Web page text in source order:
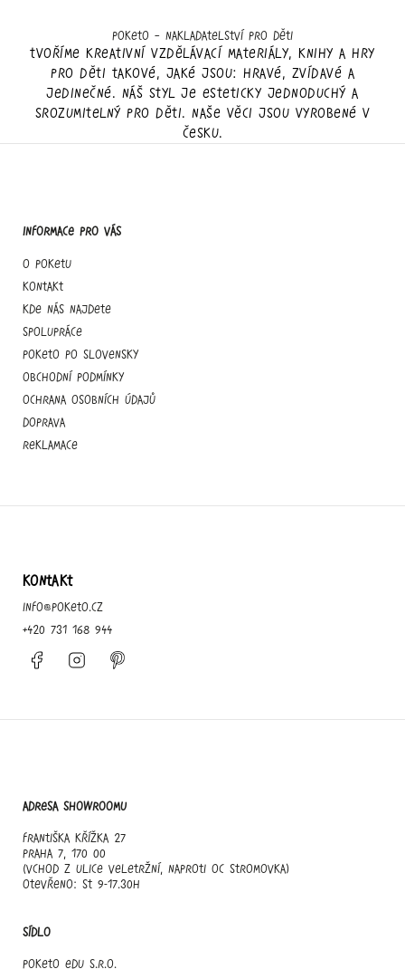
Poketo – nakladatelství pro děti
Tvoříme kreativní vzdělávací materiály, knihy a hry
pro děti takové, jaké jsou: hravé, zvídavé a
jedinečné. Náš styl je esteticky jednoduchý a
srozumitelný pro děti. Naše věci jsou vyrobené v
Česku.
Informace pro vás
O Poketu
Kontakt
Kde nás najdete
Spolupráce
Poketo po slovensky
Obchodní podmínky
Ochrana osobních údajů
Doprava
Reklamace
KONTAKT
info@poketo.cz
+420 731 168 944
Facebook Instagram
Adresa showroomu
Františka Křížka 27
Praha 7, 170 00
(vchod z ulice Veletržní, naproti OC Stromovka)
otevřeno: st 9-17.30h
Sídlo
Poketo edu s.r.o.